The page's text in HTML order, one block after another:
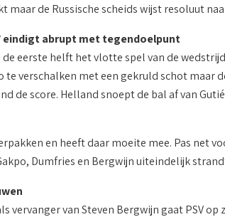
maar de Russische scheids wijst resoluut
eindigt abrupt met tegendoelpunt
de eerste helft het vlotte spel van de
te verschalken met een gekruld schot maar
de score. Helland snoept de bal af van
en heeft daar moeite mee. Pas net
Dumfries en Bergwijn uiteindelijk
vervanger van Steven Bergwijn gaat PSV